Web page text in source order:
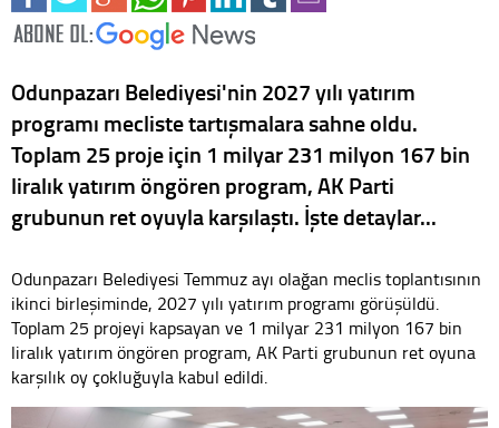
Odunpazarı Belediyesi'nin 2027 yılı yatırım
programı mecliste tartışmalara sahne oldu.
Toplam 25 proje için 1 milyar 231 milyon 167 bin
liralık yatırım öngören program, AK Parti
grubunun ret oyuyla karşılaştı. İşte detaylar...
Odunpazarı Belediyesi Temmuz ayı olağan meclis toplantısının
ikinci birleşiminde, 2027 yılı yatırım programı görüşüldü.
Toplam 25 projeyi kapsayan ve 1 milyar 231 milyon 167 bin
liralık yatırım öngören program, AK Parti grubunun ret oyuna
karşılık oy çokluğuyla kabul edildi.